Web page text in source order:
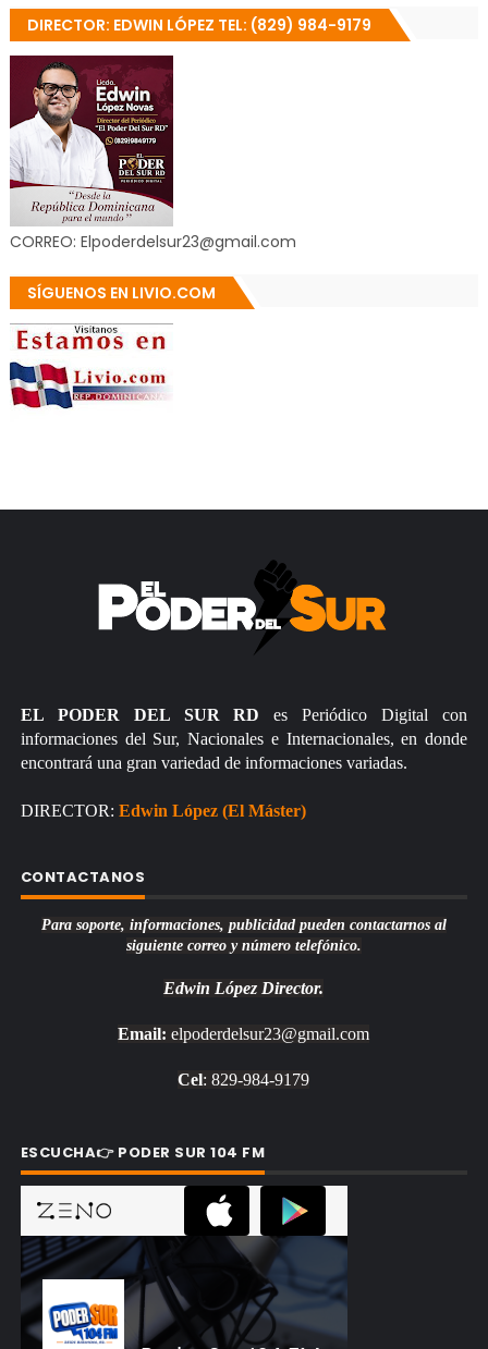
DIRECTOR: EDWIN LÓPEZ TEL: (829) 984-9179
CORREO: Elpoderdelsur23@gmail.com
SÍGUENOS EN LIVIO.COM
EL PODER DEL SUR RD es Periódico Digital con
informaciones del Sur, Nacionales e Internacionales, en donde
encontrará una gran variedad de informaciones variadas.
DIRECTOR: Edwin López (El Máster)
CONTACTANOS
Para soporte, informaciones, publicidad pueden contactarnos al
siguiente correo y número telefónico.
Edwin López Director.
Email: elpoderdelsur23@gmail.com
Cel: 829-984-9179
ESCUCHA👉 PODER SUR 104 FM